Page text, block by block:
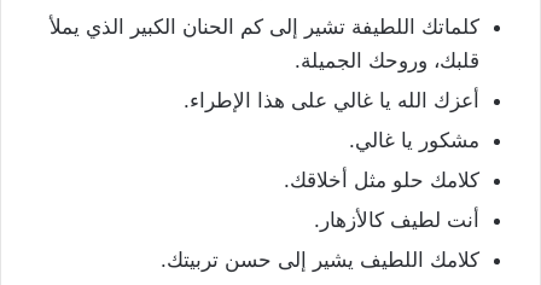
كلماتك اللطيفة تشير إلى كم الحنان الكبير الذي يملأ
قلبك، وروحك الجميلة.
أعزك الله يا غالي على هذا الإطراء.
مشكور يا غالي.
كلامك حلو مثل أخلاقك.
أنت لطيف كالأزهار.
كلامك اللطيف يشير إلى حسن تربيتك.